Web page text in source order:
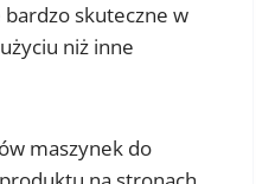
bardzo skuteczne w
niż inne
maszynek do